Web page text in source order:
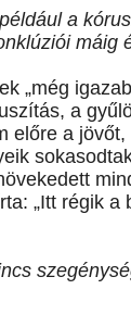
a
máig
„még
a
előre a
„Itt régik